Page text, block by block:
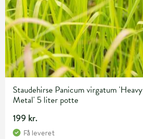
Staudehirse Panicum virgatum 'Heavy
Metal' 5 liter potte
199 kr.
Få leveret